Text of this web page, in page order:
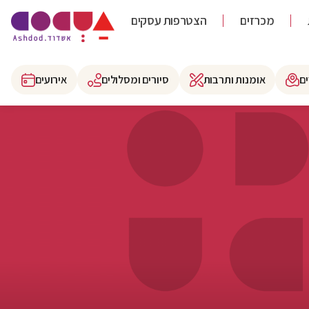
הצטרפות עסקים מכרזים
אירועים סיורים ומסלולים אומנות ותרבות